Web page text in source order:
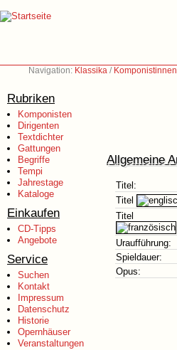
Navigation: Klassika /
Rubriken
Komponisten
Dirigenten
Textdichter
Gattungen
Begriffe
Tempi
Jahrestage
Kataloge
Einkaufen
CD-Tipps
Angebote
Service
Suchen
Kontakt
Impressum
Datenschutz
Historie
Opernhäuser
Veranstaltungen
Allgemeine
Titel:
Titel
Titel
Uraufführung:
Spieldauer:
Opus: